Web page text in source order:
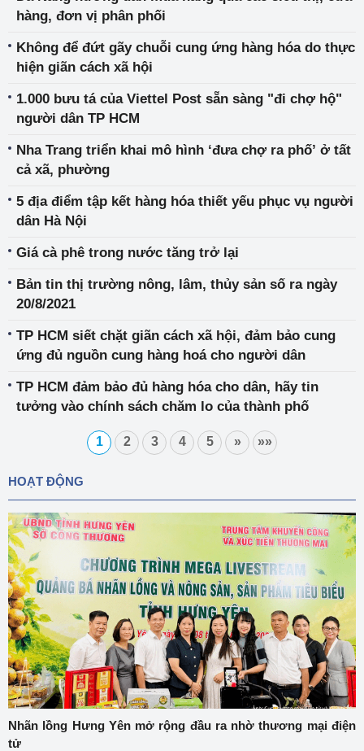
hàng, đơn vị phân phối
Không để đứt gãy chuỗi cung ứng hàng hóa do thực
hiện giãn cách xã hội
1.000 bưu tá của Viettel Post sẵn sàng "đi chợ hộ"
người dân TP HCM
Nha Trang triển khai mô hình ‘đưa chợ ra phố’ ở tất
cả xã, phường
5 địa điểm tập kết hàng hóa thiết yếu phục vụ người
dân Hà Nội
Giá cà phê trong nước tăng trở lại
Bản tin thị trường nông, lâm, thủy sản số ra ngày
20/8/2021
TP HCM siết chặt giãn cách xã hội, đảm bảo cung
ứng đủ nguồn cung hàng hoá cho người dân
TP HCM đảm bảo đủ hàng hóa cho dân, hãy tin
tưởng vào chính sách chăm lo của thành phố
1 2 3 4 5 » »»
HOẠT ĐỘNG
Nhãn lồng Hưng Yên mở rộng đầu ra nhờ thương mại điện
tử